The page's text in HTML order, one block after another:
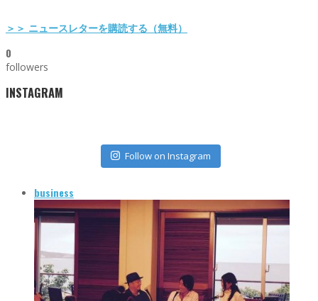
＞＞ ニュースレターを購読する（無料）
0
followers
INSTAGRAM
Follow on Instagram
business